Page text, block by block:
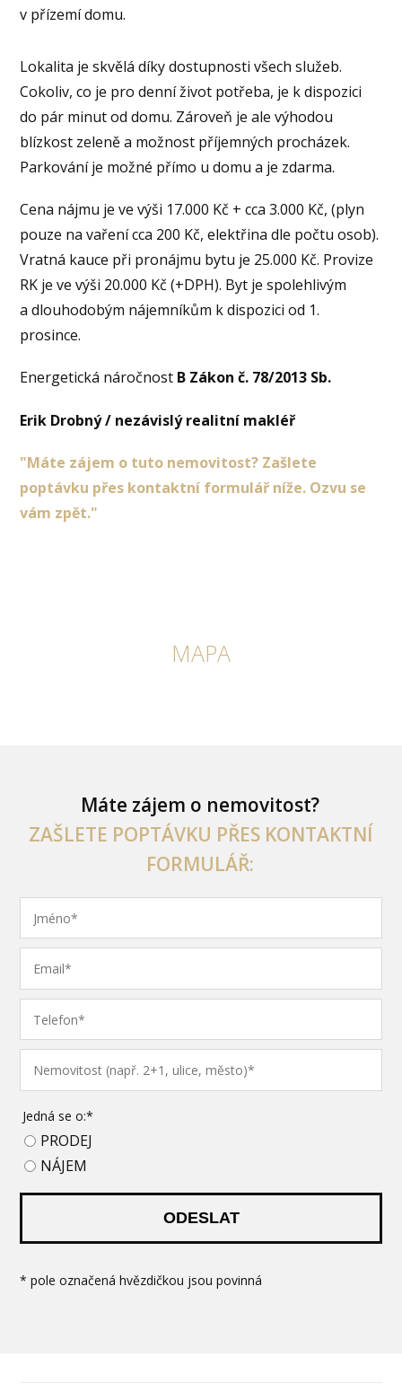
v přízemí domu.
Lokalita je skvělá díky dostupnosti všech služeb.
Cokoliv, co je pro denní život potřeba, je k dispozici
do pár minut od domu. Zároveň je ale výhodou
blízkost zeleně a možnost příjemných procházek.
Parkování je možné přímo u domu a je zdarma.
Cena nájmu je ve výši 17.000 Kč + cca 3.000 Kč, (plyn
pouze na vaření cca 200 Kč, elektřina dle počtu osob).
Vratná kauce při pronájmu bytu je 25.000 Kč. Provize
RK je ve výši 20.000 Kč (+DPH). Byt je spolehlivým
a dlouhodobým nájemníkům k dispozici od 1.
prosince.
Energetická náročnost B Zákon č. 78/2013 Sb.
Erik Drobný / nezávislý realitní makléř
"Máte zájem o tuto nemovitost? Zašlete
poptávku přes kontaktní formulář níže. Ozvu se
vám zpět."
MAPA
Máte zájem o nemovitost?
ZAŠLETE POPTÁVKU PŘES KONTAKTNÍ
FORMULÁŘ:
Jedná se o:*
PRODEJ
NÁJEM
ODESLAT
* pole označená hvězdičkou jsou povinná